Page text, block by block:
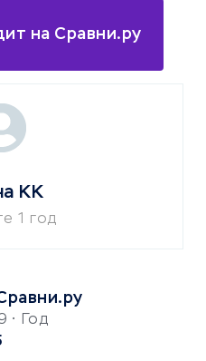
на Сравни.ру
• Год
КК
1 год